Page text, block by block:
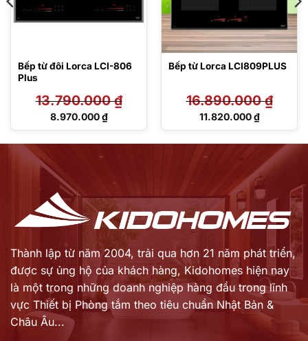
Bếp từ đôi Lorca LCI-806
Plus
13.790.000₫
Giá
8.970.000₫
Giá
Bếp từ Lorca LCI809PLUS
16.890.000₫
Giá
16.890.000 ₫.
11.820.000₫
Giá
11.820.000 ₫.
Thành lập từ năm 2004, trải qua hơn 21 năm phát triển,
được sự ủng hộ của khách hàng, Kidohomes hiện nay
là một trong những doanh nghiệp hàng đầu trong lĩnh
vực Thiết bị Phòng tắm theo tiêu chuẩn Nhật Bản &
Châu Âu...